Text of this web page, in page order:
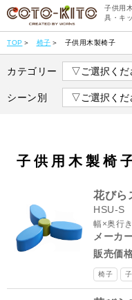
子供用
具・キ
TOP 椅子 子供用木製椅子
カテゴリー
シーン別
子供用木製椅
花びら
HSU-S
幅×奥行
メーカ
販売価
椅子